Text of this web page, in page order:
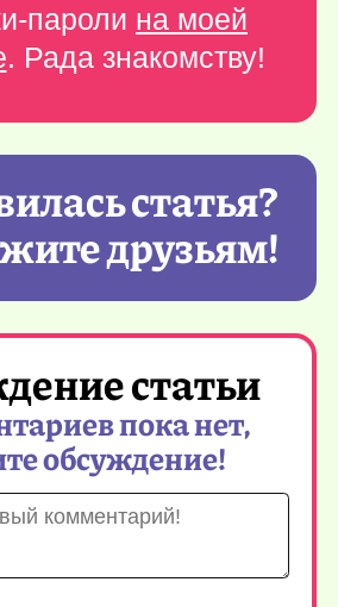
пароли на моей
. Рада знакомству!
статья?
друзьям!
статьи
пока нет,
обсуждение!